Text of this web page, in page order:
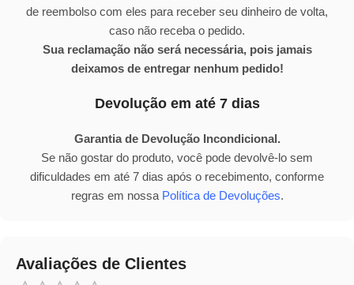
de reembolso com eles para receber seu dinheiro de volta,
caso não receba o pedido.
Sua reclamação não será necessária, pois jamais
deixamos de entregar nenhum pedido!
Devolução em até 7 dias
Garantia de Devolução Incondicional.
Se não gostar do produto, você pode devolvê-lo sem
dificuldades em até 7 dias após o recebimento, conforme
regras em nossa Política de Devoluções.
Avaliações de Clientes